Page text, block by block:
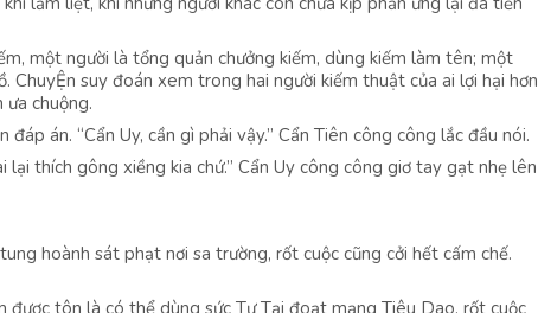
một người là tổng quản chưởng kiếm, dùng kiếm làm tên; một
ChuyỆn suy đoán xem trong hai người kiếm thuật của ai lợi hại hơn
chuộng.
án. “Cẩn Uy, cần gì phải vậy.” Cẩn Tiên công công lắc đầu nói.
thích gông xiềng kia chứ.” Cẩn Uy công công giơ tay gạt nhẹ lên
hoành sát phạt nơi sa trường, rốt cuộc cũng cởi hết cấm chế.
tôn là có thể dùng sức Tự Tại đoạt mạng Tiêu Dao, rốt cuộc